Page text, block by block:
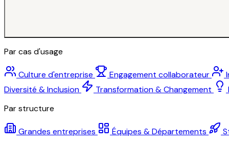
Par cas d'usage
Culture d'entreprise Engagement collaborateur
Diversité & Inclusion
Transformation & Changement
Par structure
Grandes entreprises Équipes & Départements